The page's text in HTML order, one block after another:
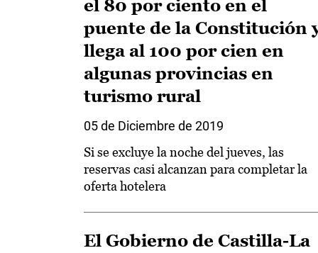
el 80 por ciento en el
puente de la Constitución
llega al 100 por cien en
algunas provincias en
turismo rural
05 de Diciembre de 2019
Si se excluye la noche del jueves, las
reservas casi alcanzan para completar la
oferta hotelera
El Gobierno de Castilla-La